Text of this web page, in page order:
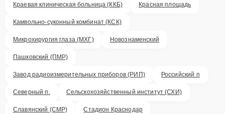
Краевая клиническая больница (ККБ) Красная площадь
Камвольно-суконный комбинат (КСК)
Микрохирургия глаза (МХГ) Новознаменский
Пашковский (ПМР)
Завод радиоизмерительных приборов (РИП) Российский п
Северный п. Сельскохозяйственный институт (СХИ)
Славянский (СМР) Стадион Краснодар